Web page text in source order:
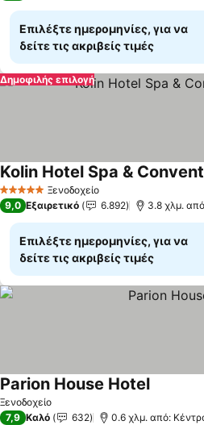
Επιλέξτε ημερομηνίες, για να
δείτε τις ακριβείς τιμές
Δημοφιλής επιλογή
5 Αστέρια Ξενοδοχείο
Kolin Hotel Spa &
9,0 Εξαιρετικό 6.892 3.8 χλμ.
Επιλέξτε ημερομηνίες, για να
δείτε τις ακριβείς τιμές
Ξενοδοχείο
Parion House Hotel
7,9 Καλό 632 0.6 χλμ. από: